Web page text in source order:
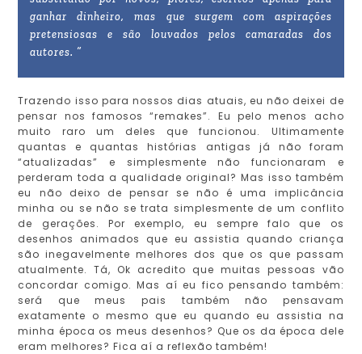
ganhar dinheiro, mas que surgem com aspirações
pretensiosas e são louvados pelos camaradas dos
autores. ”
Trazendo isso para nossos dias atuais, eu não deixei de
pensar nos famosos “remakes”. Eu pelo menos acho
muito raro um deles que funcionou. Ultimamente
quantas e quantas histórias antigas já não foram
“atualizadas” e simplesmente não funcionaram e
perderam toda a qualidade original? Mas isso também
eu não deixo de pensar se não é uma implicância
minha ou se não se trata simplesmente de um conflito
de gerações. Por exemplo, eu sempre falo que os
desenhos animados que eu assistia quando criança
são inegavelmente melhores dos que os que passam
atualmente. Tá, Ok acredito que muitas pessoas vão
concordar comigo. Mas aí eu fico pensando também:
será que meus pais também não pensavam
exatamente o mesmo que eu quando eu assistia na
minha época os meus desenhos? Que os da época dele
eram melhores? Fica aí a reflexão também!